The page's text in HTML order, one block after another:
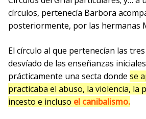
círculos, pertenecía Barbora
posteriormente, por las hermanas
El círculo al que pertenecían las
desvíado de las enseñanzas
prácticamente una secta donde se
practicaba el abuso, la violencia, la
incesto e incluso el canibalismo.